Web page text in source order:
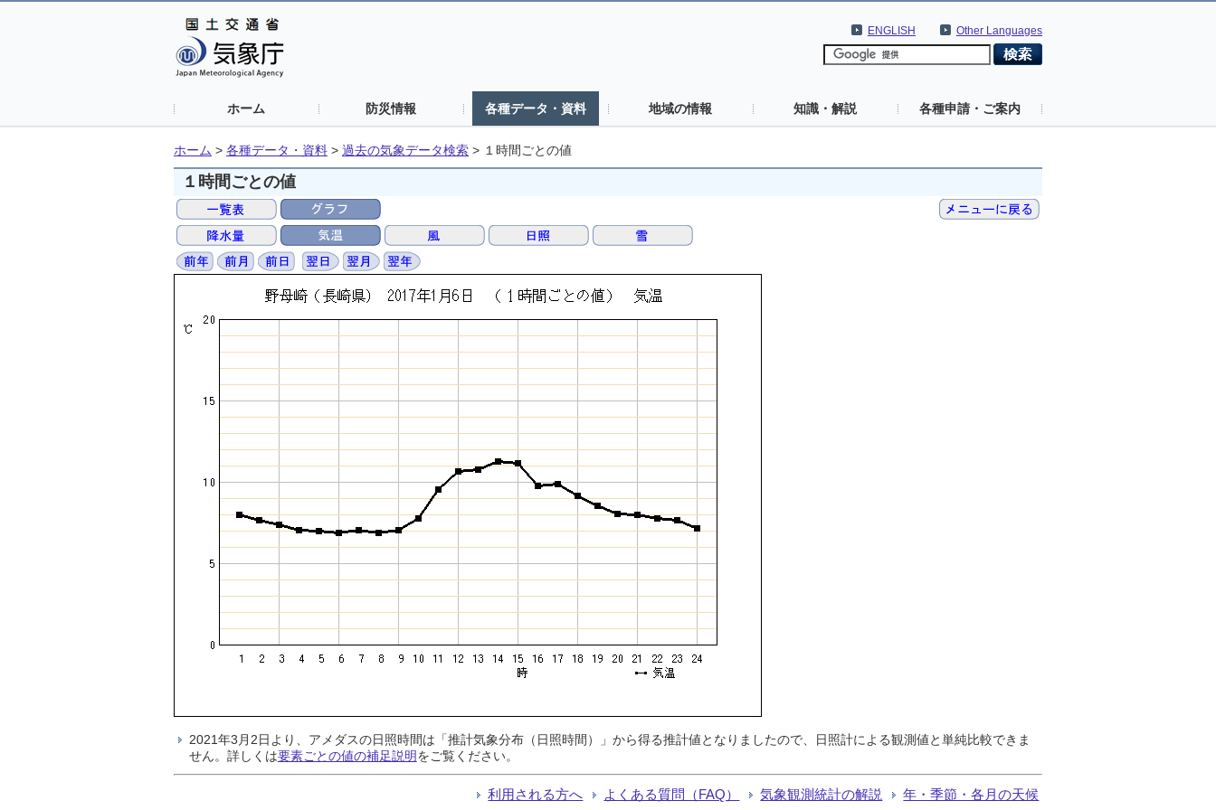
Other Languages
ENGLISH
ホーム 防災情報 各種データ・資料 地域の情報 知識・解説 各種申請・ご案内
ホーム > 各種データ・資料 > 過去の気象データ検索 > １時間ごとの値
１時間ごとの値
2021年3月2日より、アメダスの日照時間は「推計気象分布（日照時間）」から得る推計値となりましたので、日照計による観測値と単純比較できま
せん。詳しくは要素ごとの値の補足説明をご覧ください。
利用される方へ よくある質問（FAQ） 気象観測統計の解説 年・季節・各月の天候